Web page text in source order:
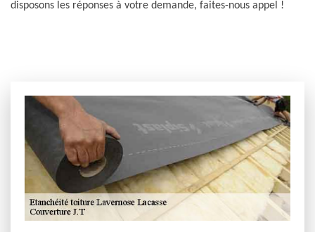
disposons les réponses à votre demande, faites-nous appel !